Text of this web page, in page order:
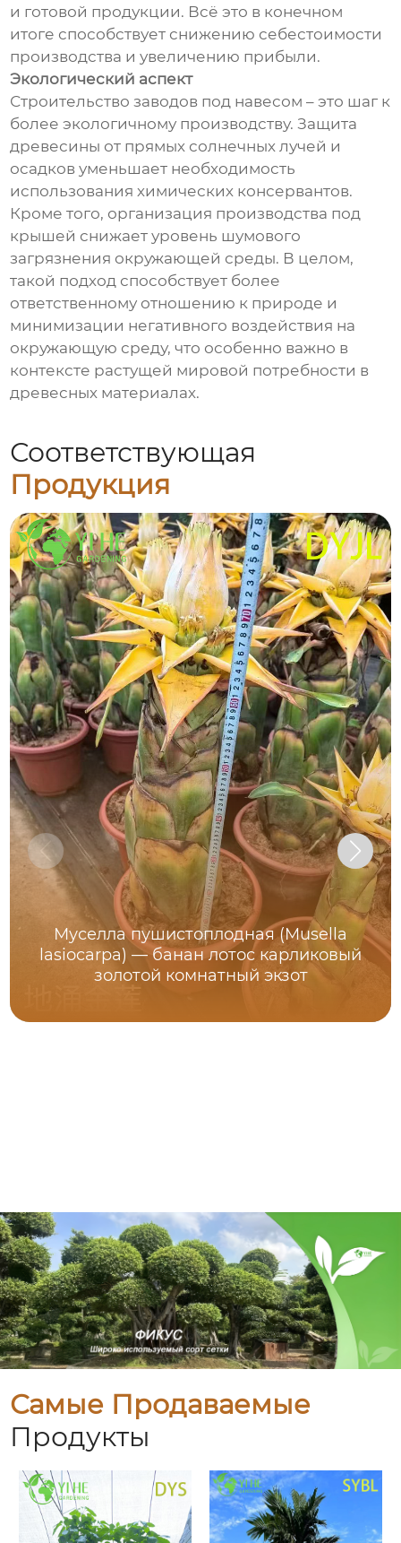
и готовой продукции. Всё это в конечном
итоге способствует снижению себестоимости
производства и увеличению прибыли.
Экологический аспект
Строительство заводов под навесом – это шаг к
более экологичному производству. Защита
древесины от прямых солнечных лучей и
осадков уменьшает необходимость
использования химических консервантов.
Кроме того, организация производства под
крышей снижает уровень шумового
загрязнения окружающей среды. В целом,
такой подход способствует более
ответственному отношению к природе и
минимизации негативного воздействия на
окружающую среду, что особенно важно в
контексте растущей мировой потребности в
древесных материалах.
Соответствующая
Продукция
Муселла пушистоплодная (Musella
lasiocarpa) — банан лотос карликовый
золотой комнатный экзот
Самые Продаваемые
Продукты